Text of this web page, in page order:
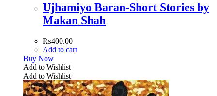
Ujhamiyo Baran-Short Stories by
Makan Shah
₨400.00
Add to cart
Buy Now
Add to Wishlist
Add to Wishlist